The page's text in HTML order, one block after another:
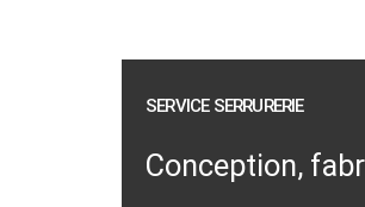
SERVICE SERRURERIE
Conception,